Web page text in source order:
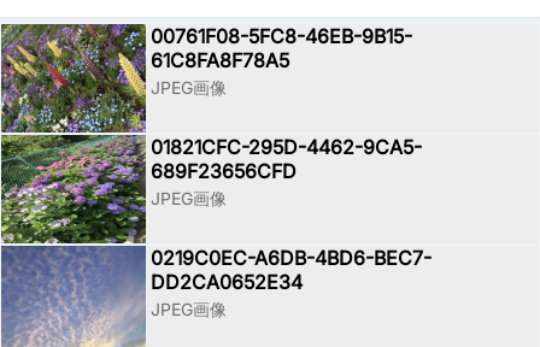
00761F08-5FC8-46EB-9B15-
61C8FA8F78A5
JPEG画像
01821CFC-295D-4462-9CA5-
689F23656CFD
JPEG画像
0219C0EC-A6DB-4BD6-BEC7-
DD2CA0652E34
JPEG画像